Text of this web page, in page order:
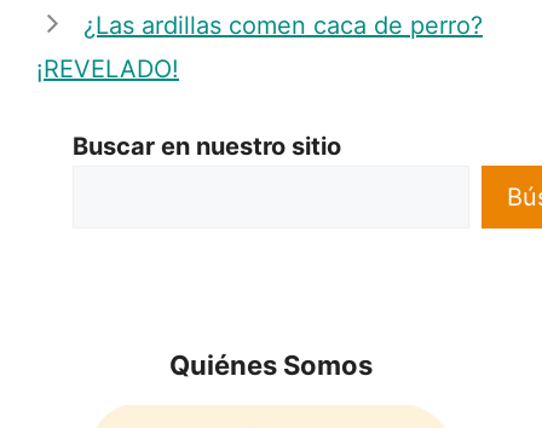
¿Las ardillas comen caca de perro?
¡REVELADO!
Buscar en nuestro sitio
Quiénes Somos